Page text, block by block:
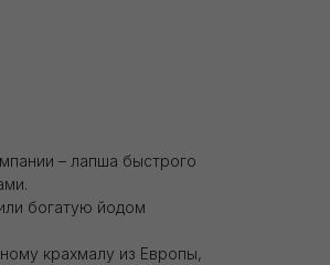
– лапша быстрого
богатую йодом
крахмалу из Европы,